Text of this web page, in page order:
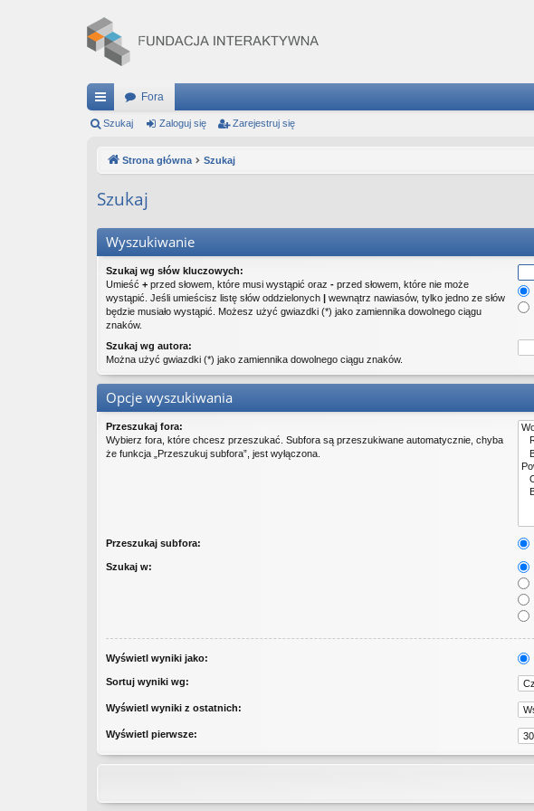
ię
…
Fora
Szukaj Zaloguj się Zarejestruj się
Strona główna Szukaj
Szukaj
Wyszukiwanie
Szukaj wg słów kluczowych:
Umieść + przed słowem, które musi wystąpić oraz - przed słowem, które nie może
wystąpić. Jeśli umieścisz listę słów oddzielonych | wewnątrz nawiasów, tylko jedno ze słów
będzie musiało wystąpić. Możesz użyć gwiazdki (*) jako zamiennika dowolnego ciągu
znaków.
Szukaj wg autora:
Można użyć gwiazdki (*) jako zamiennika dowolnego ciągu znaków.
Opcje wyszukiwania
Przeszukaj fora:
Wybierz fora, które chcesz przeszukać. Subfora są przeszukiwane automatycznie, chyba
że funkcja „Przeszukuj subfora”, jest wyłączona.
Przeszukaj subfora:
Szukaj w:
Wyświetl wyniki jako:
Sortuj wyniki wg:
Wyświetl wyniki z ostatnich:
Wyświetl pierwsze: